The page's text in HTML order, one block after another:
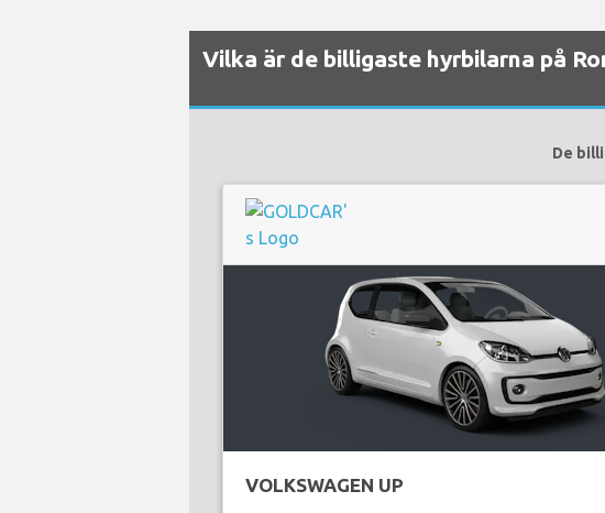
Vilka är de billigaste hyrbilarna på
De
VOLKSWAGEN UP